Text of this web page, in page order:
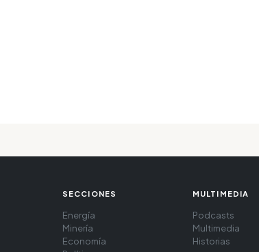
SECCIONES
Energía
Minería
Economía
MULTIMEDIA
Podcasts
Multimedia
Historias